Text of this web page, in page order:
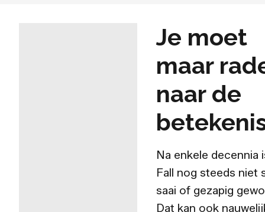
Je moet
maar
naar de
Na enkele decennia
Fall nog steeds niet
saai of gezapig
Dat kan ook